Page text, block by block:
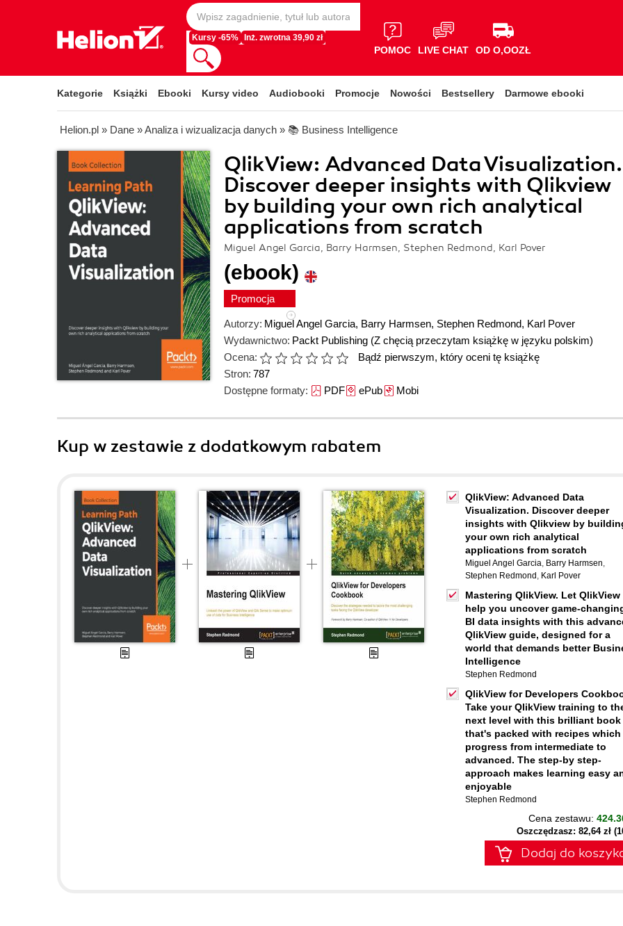
Kursy -65% Inż. zwrotna 39,90 zł
POMOC LIVE CHAT OD O,OOZŁ
Kategorie Książki Ebooki Kursy video Audiobooki Promocje Nowości Bestsellery Darmowe ebooki
Helion.pl » Dane »Analiza i wizualizacja danych » 📚 Business Intelligence
QlikView: Advanced Data Visualization.
Discover deeper insights with Qlikview
by building your own rich analytical
applications from scratch
Miguel Angel Garcia, Barry Harmsen, Stephen Redmond, Karl Pover
(ebook)
Promocja
Autorzy: Miguel Angel Garcia, Barry Harmsen, Stephen Redmond, Karl Pover
Wydawnictwo: Packt Publishing (Z chęcią przeczytam książkę w języku polskim)
Ocena:
Bądź pierwszym, który oceni tę książkę
Stron: 787
Dostępne formaty: PDFePubMobi
Kup w zestawie z dodatkowym rabatem
QlikView: Advanced Data
Visualization. Discover deeper
insights with Qlikview by
your own rich analytical
applications from scratch
Miguel Angel Garcia, Barry Harmsen,
Stephen Redmond , Karl Pover
Mastering QlikView. Let QlikView
help you uncover game-
BI data insights with this
QlikView guide, designed for a
world that demands better
Intelligence
Stephen Redmond
QlikView for Developers
Take your QlikView training to
next level with this brilliant book
that's packed with recipes which
progress from intermediate to
advanced. The step-by step-
approach makes learning easy
enjoyable
Stephen Redmond
Cena zestawu:
Oszczędzasz: 82,64 zł
Dodaj do